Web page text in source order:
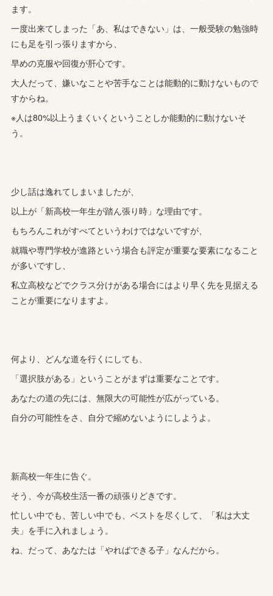
ます。
一度出来てしまった「あ、私はできない」は、一般受験の勉強時
にも足を引っ張りますから、
早めの克服や回復が肝心です。
大人だって、嫌いなことや苦手なことは能動的に動けないもので
すからね。
※人は80%以上うまくいくということしか能動的に動けないそ
う。
少し話は逸れてしまいましたが、
以上が「新高校一年生が踏ん張り時」な理由です。
もちろんこれがすべてというわけではないですが、
就職や専門学校が進路という場合も評定が重要な要素になること
が多いですし、
私立高校などでクラス分けがある場合にはより早く先を見据える
ことが重要になりますよ。
何より、どんな道を行くにしても、
「選択肢がある」ということがまずは重要なことです。
あなたの道の先には、無限大の可能性が広がっている。
自分の可能性をさ、自分で縮めないようにしようよ。
新高校一年生に告ぐ。
そう、今が高校生活一番の頑張りどきです。
忙しい中でも、苦しい中でも、ベストを尽くして、「私は大丈
夫」を手に入れましょう。
ね、だって、あなたは「やればできる子」なんだから。